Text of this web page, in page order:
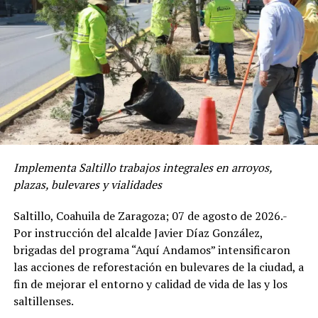
pública, pero que también se atienden temas muy
importantes como la movilidad, el desarrollo social,
obras públicas, servicios básicos y empleo, a fin de
brindar oportunidades para toda la ciudadanía.
El coordinador general de Mejora Coahuila, Gabriel
Elizondo Pérez, reconoció en Javier Díaz González a un
Alcalde de territorio, que ha realizado un intenso
trabajo en los primeros días de su administración.
“Es un alcalde que trabaja con base en el pensar y sentir
de nuestra gente; por eso vamos a seguir trabajando
para beneficio de toda la gente de Saltillo”, apuntó
Pérez Elizondo.
El director de Infraestructura y Obra Pública del
municipio, Antonio Nerio Maltos, explicó los detalles
técnicos de la obra de pavimentación, en la que se
Implementa Saltillo trabajos integrales en arroyos,
plazas, bulevares y vialidades
Saltillo, Coahuila de Zaragoza; 07 de agosto de 2026.-
Por instrucción del alcalde Javier Díaz González,
brigadas del programa “Aquí Andamos” intensificaron
las acciones de reforestación en bulevares de la ciudad, a
fin de mejorar el entorno y calidad de vida de las y los
saltillenses.